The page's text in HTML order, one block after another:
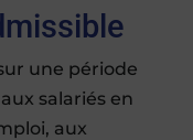
une période
salariés en
aux